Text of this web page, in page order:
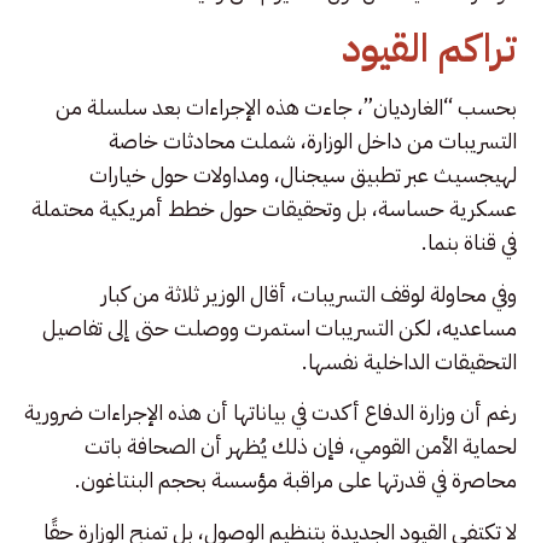
تراكم القيود
بحسب “الغارديان”، جاءت هذه الإجراءات بعد سلسلة من
التسريبات من داخل الوزارة، شملت محادثات خاصة
لهيجسيث عبر تطبيق سيجنال، ومداولات حول خيارات
عسكرية حساسة، بل وتحقيقات حول خطط أمريكية محتملة
في قناة بنما.
وفي محاولة لوقف التسريبات، أقال الوزير ثلاثة من كبار
مساعديه، لكن التسريبات استمرت ووصلت حتى إلى تفاصيل
التحقيقات الداخلية نفسها.
رغم أن وزارة الدفاع أكدت في بياناتها أن هذه الإجراءات ضرورية
لحماية الأمن القومي، فإن ذلك يُظهر أن الصحافة باتت
محاصرة في قدرتها على مراقبة مؤسسة بحجم البنتاغون.
لا تكتفي القيود الجديدة بتنظيم الوصول، بل تمنح الوزارة حقًا